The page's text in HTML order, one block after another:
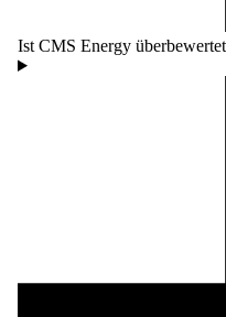
Ist CMS Energy